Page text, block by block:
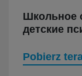
Школьное
детские
Pobierz